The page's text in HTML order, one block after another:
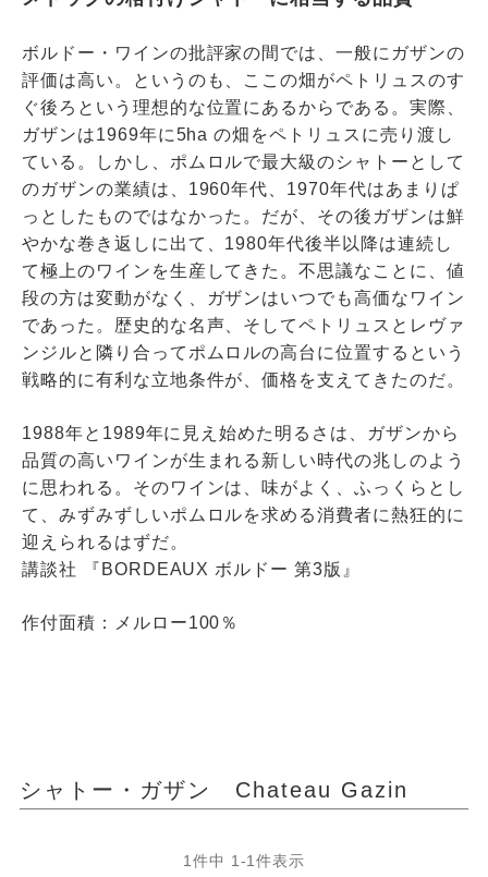
ボルドー・ワインの批評家の間では、一般にガザンの
評価は高い。というのも、ここの畑がペトリュスのす
ぐ後ろという理想的な位置にあるからである。実際、
ガザンは1969年に5ha の畑をペトリュスに売り渡し
ている。しかし、ポムロルで最大級のシャトーとして
のガザンの業績は、1960年代、1970年代はあまりぱ
っとしたものではなかった。だが、その後ガザンは鮮
やかな巻き返しに出て、1980年代後半以降は連続し
て極上のワインを生産してきた。不思議なことに、値
段の方は変動がなく、ガザンはいつでも高価なワイン
であった。歴史的な名声、そしてペトリュスとレヴァ
ンジルと隣り合ってポムロルの高台に位置するという
戦略的に有利な立地条件が、価格を支えてきたのだ。
1988年と1989年に見え始めた明るさは、ガザンから
品質の高いワインが生まれる新しい時代の兆しのよう
に思われる。そのワインは、味がよく、ふっくらとし
て、みずみずしいポムロルを求める消費者に熱狂的に
迎えられるはずだ。
講談社 『BORDEAUX ボルドー 第3版』
作付面積：メルロー100％
シャトー・ガザン Chateau Gazin
1 件中 1 -1件表示